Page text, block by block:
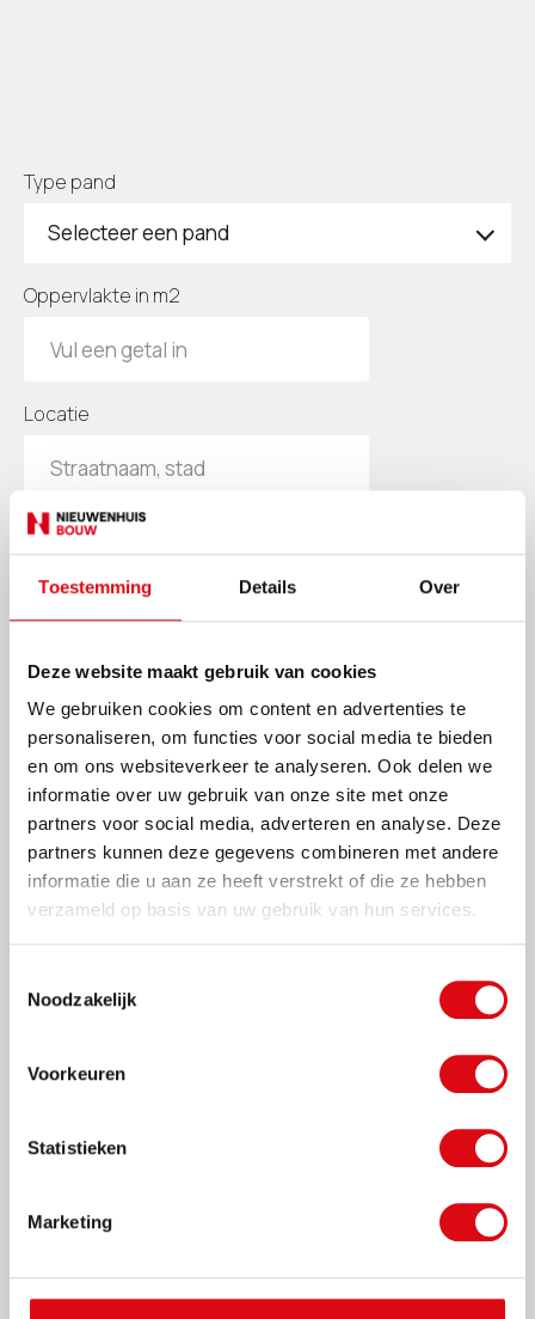
Toestemming Details Over
Deze website maakt gebruik van cookies
We gebruiken cookies om content en advertenties te
personaliseren, om functies voor social media te bieden
en om ons websiteverkeer te analyseren. Ook delen we
informatie over uw gebruik van onze site met onze
partners voor social media, adverteren en analyse. Deze
partners kunnen deze gegevens combineren met andere
informatie die u aan ze heeft verstrekt of die ze hebben
verzameld op basis van uw gebruik van hun services.
Noodzakelijk
Voorkeuren
Statistieken
Marketing
Type pand
Selecteer een pand
Oppervlakte in m2
Locatie
Aantal bouwlagen
Selecteren
Uw contactgegevens
Voornaam
Achternaam
E-mailadres
Straatnaam en huisnummer